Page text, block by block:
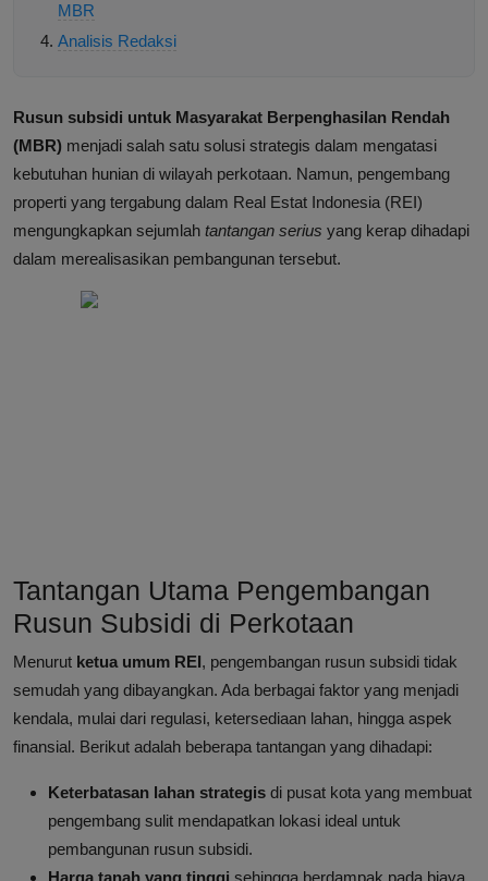
MBR
Analisis Redaksi
Rusun subsidi untuk Masyarakat Berpenghasilan Rendah
(MBR) menjadi salah satu solusi strategis dalam mengatasi
kebutuhan hunian di wilayah perkotaan. Namun, pengembang
properti yang tergabung dalam Real Estat Indonesia (REI)
mengungkapkan sejumlah tantangan serius yang kerap dihadapi
dalam merealisasikan pembangunan tersebut.
Tantangan Utama Pengembangan
Rusun Subsidi di Perkotaan
Menurut ketua umum REI, pengembangan rusun subsidi tidak
semudah yang dibayangkan. Ada berbagai faktor yang menjadi
kendala, mulai dari regulasi, ketersediaan lahan, hingga aspek
finansial. Berikut adalah beberapa tantangan yang dihadapi:
Keterbatasan lahan strategis di pusat kota yang membuat
pengembang sulit mendapatkan lokasi ideal untuk
pembangunan rusun subsidi.